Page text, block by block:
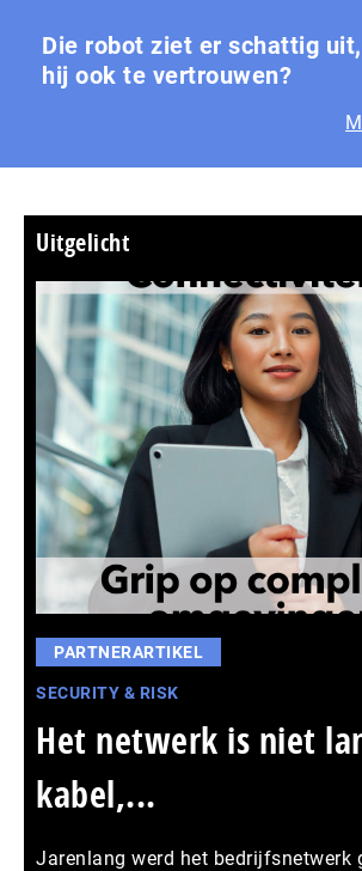
Die robot ziet er schattig
hij ook te vertrouwen?
Uitgelicht
PARTNERARTIKEL
SECURITY & RISK
Het netwerk is niet
kabel,...
Jarenlang werd het bedrijfsnetwerk